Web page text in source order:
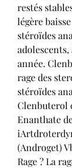
restés
légère
stéroïdes
adolescents,
année.
rage des
stéroïdes
Clenbuterol
Enanthate
(Androget)
Rage ? La